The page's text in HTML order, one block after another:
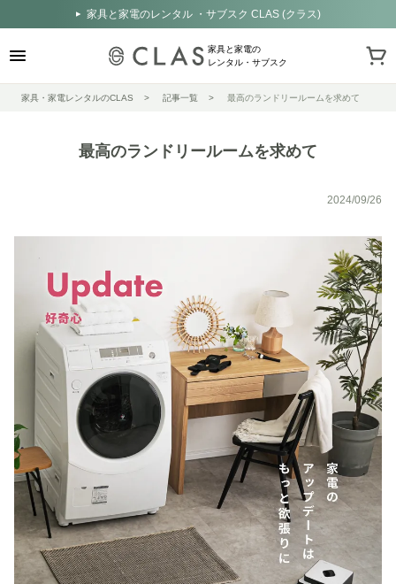
家具と家電のレンタル ・サブスク CLAS (クラス)
家具と家電の
レンタル・サブスク
家具・家電レンタルのCLAS 記事一覧 最高のランドリールームを求めて
最高のランドリールームを求めて
2024/09/26